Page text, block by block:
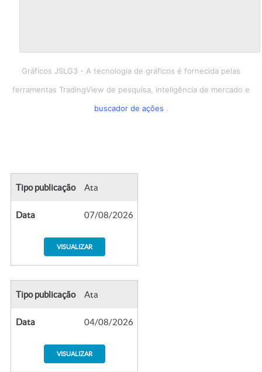
Gráficos JSLG3 - A tecnologia de gráficos é fornecida pelas
ferramentas TradingView de pesquisa, inteligência de mercado e
buscador de ações .
Tipo publicação Ata
Data 07/08/2026
VISUALIZAR
Tipo publicação Ata
Data 04/08/2026
VISUALIZAR